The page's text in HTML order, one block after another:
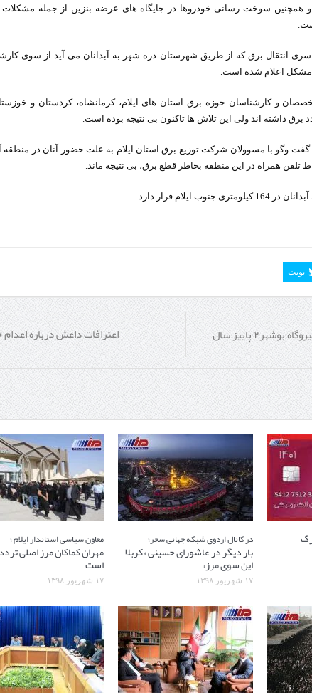
انتقال برق که از طریق شهرستان دره شهر به آبدانان می آید از سوی
مشکل اعلام شده است.
و کارشناسان حوزه برق استان های ایلام، کرمانشاه، کردستان و
برق داشته اند ولی این تلاش ها تاکنون بی نتیجه بوده است.
گفت وگو با مسوولان شرکت توزیع برق استان ایلام به علت حضور آنان در منطقه
تلفن همراه در این منطقه بخاطر قطع برق، بی نتیجه ماند.
تویت
سفیر روسیه: آغاز ساخت نیروگاه بوشهر۲ پاییز سال اعترافات داعش درباره
در کانال اردوی شبکه جهانی سحر؛
بار دیگر در عاشورای حسینی «کربلا
این سوی مرز»
۱۷ شهریور ۱۳۹۸
معاون سیاسی استاندار ایلام ؛
مهران کماکان مرز اصلی
است
۱۷ شهریور ۱۳۹۸